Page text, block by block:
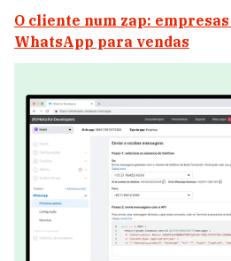
O cliente num zap:
WhatsApp para vendas